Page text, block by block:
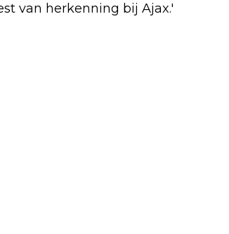
van herkenning bij Ajax.'